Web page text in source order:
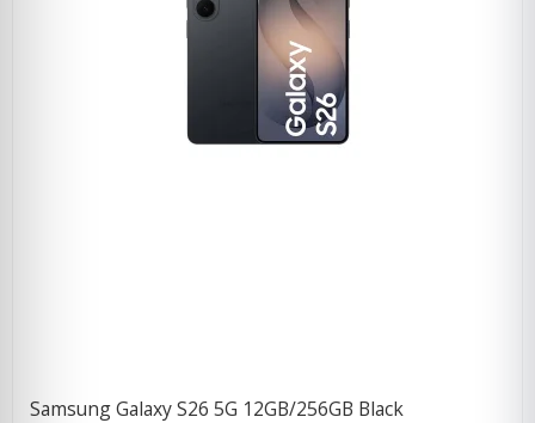
Samsung Galaxy S26 5G 12GB/256GB Black